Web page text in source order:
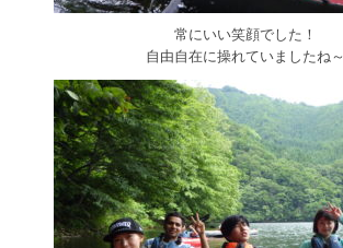
常にいい笑顔でした！
自由自在に操れていましたね～